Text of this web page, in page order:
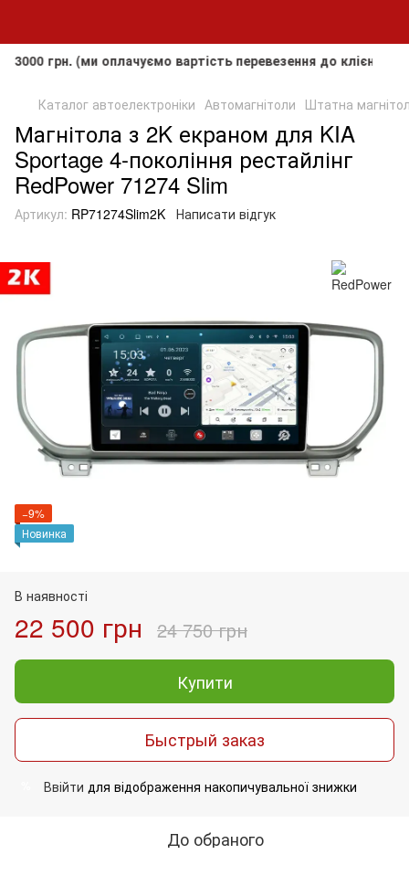
(ми оплачуємо вартість перевезення до клієнта, але
Каталог автоелектроніки Автомагнітоли Штатна
Магнітола з 2K екраном для KIA
Sportage 4-покоління рестайлінг
RedPower 71274 Slim
Артикул: RP71274Slim2K Написати відгук
−9%
Новинка
В наявності
22 500 грн 24 750 грн
Купити
Быстрый заказ
Ввійти для відображення накопичувальної знижки
До обраного